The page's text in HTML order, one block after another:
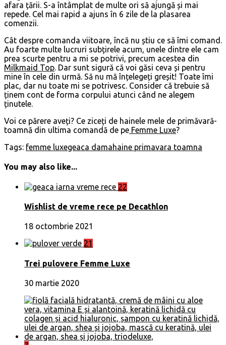
afara țării. S-a întâmplat de multe ori să ajungă și mai
repede. Cel mai rapid a ajuns în 6 zile de la plasarea
comenzii.
Cât despre comanda viitoare, încă nu știu ce să îmi comand.
Au foarte multe lucruri subțirele acum, unele dintre ele cam
prea scurte pentru a mi se potrivi, precum acestea din
Milkmaid Top. Dar sunt sigură că voi găsi ceva și pentru
mine în cele din urmă. Să nu mă înțelegeți greșit! Toate îmi
plac, dar nu toate mi se potrivesc. Consider că trebuie să
ținem cont de forma corpului atunci când ne alegem
ținutele.
Voi ce părere aveți? Ce ziceți de hainele mele de primăvară-
toamnă din ultima comandă de pe Femme Luxe?
Tags: femme luxegeaca damahaine primavara toamna
You may also like...
22
Wishlist de vreme rece pe Decathlon
18 octombrie 2021
21
Trei pulovere Femme Luxe
30 martie 2020